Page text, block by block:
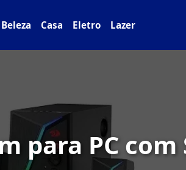
Beleza Casa Eletro Lazer
para PC